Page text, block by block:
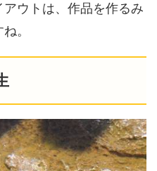
ウトは、作品を作るみ
。